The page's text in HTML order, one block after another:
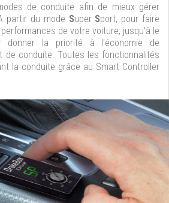
de conduite afin de mieux gérer
partir du mode Super Sport, pour faire
de votre voiture, jusqu'à le
donner la priorité à l'économie de
de conduite. Toutes les fonctionnalités
la conduite grâce au Smart Controller